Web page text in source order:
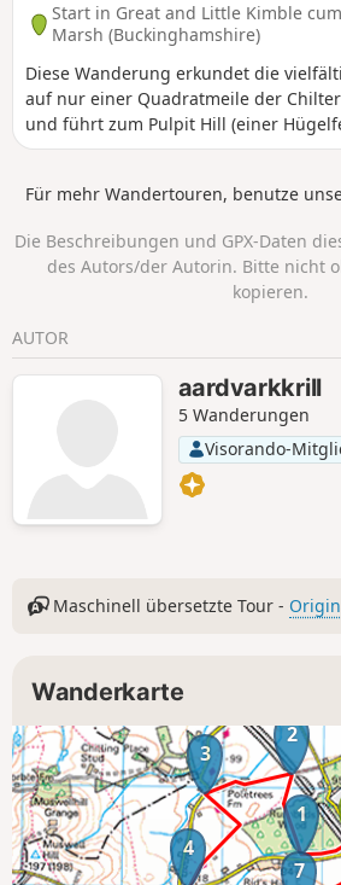
Start in Great and Little Kimble cum
Marsh (Buckinghamshire)
Diese Wanderung erkundet die
auf nur einer Quadratmeile der
und führt zum Pulpit Hill (einer
Eisenzeit), zu den Dörfern
verlassenes mittelalterliches Dorf
Für mehr Wandertouren, benutze
Die Beschreibungen und GPX-Daten
des Autors/der Autorin. Bitte nicht
kopieren.
AUTOR
aardvarkkrill
5 Wanderungen
Visorando-
Maschinell übersetzte Tour -
Wanderkarte
1
2
3
4
7